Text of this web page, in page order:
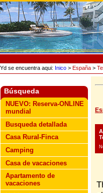
Yd se encuentra aqui: Inico > España >
Búsqueda
NUEVO: Reserva-ONLINE
mundial
Busqueda detallada
Casa Rural-Finca
Camping
Casa de vacaciones
Apartamento de
vacaciones